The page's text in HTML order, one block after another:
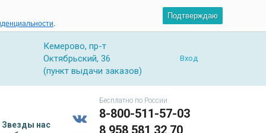
.
Подтверждаю
Кемерово, пр-т
Октябрьский, 36
(пункт выдачи заказов)
Вход
Звезды нас
Бесплатно по России
8-800-511-57-03
8 958 581 32 70